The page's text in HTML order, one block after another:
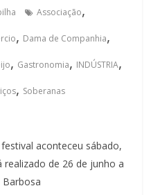
Associação,
, Dama de Companhia,
, Gastronomia, INDÚSTRIA,
, Soberanas
aconteceu sábado,
de 26 de junho a